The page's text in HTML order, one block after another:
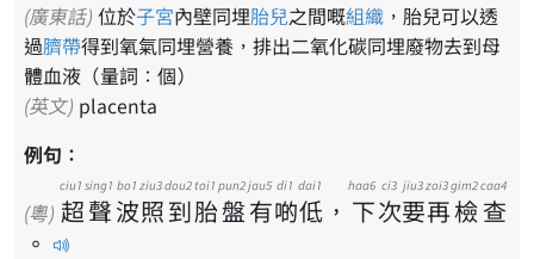
(廣東話) 位於子宮內壁同埋胎兒之間嘅組織 ，胎兒可以透
過臍帶得到氧氣同埋營養，排出二氧化碳同埋廢物去到母
體血液（量詞：個）
(英文) placenta
例句：
(粵) 超
ciu1
聲
sing1
波
bo1
照
ziu3
到
dou2
胎
toi1
盤
pun2
有
jau5
啲
di1
低
dai1
， 下
haa6
次
ci3
要
jiu3
再
zoi3
檢
gim2
查
caa4
。